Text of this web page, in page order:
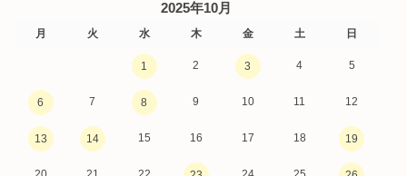
2025年10月
月 火 水 木 金 土 日
1 2 3 4 5
6 7 8 9 10 11 12
13 14 15 16 17 18 19